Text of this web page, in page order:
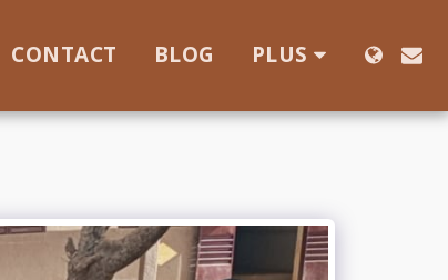
CONTACT BLOG PLUS